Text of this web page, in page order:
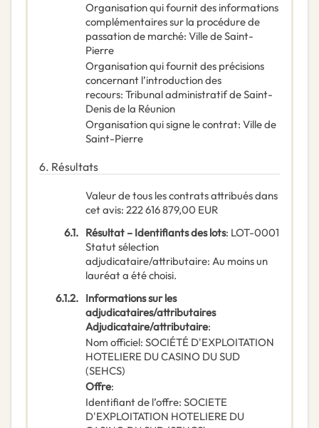
Organisation qui fournit des informations
complémentaires sur la procédure de
passation de marché: Ville de Saint-
Pierre
Organisation qui fournit des précisions
concernant l’introduction des
recours: Tribunal administratif de Saint-
Denis de la Réunion
Organisation qui signe le contrat: Ville de
Saint-Pierre
6. Résultats
Valeur de tous les contrats attribués dans
cet avis: 222 616 879,00 EUR
6.1. Résultat – Identifiants des lots: LOT-0001
Statut sélection
adjudicataire/attributaire: Au moins un
lauréat a été choisi.
6.1.2. Informations sur les
adjudicataires/attributaires
Adjudicataire/attributaire:
Nom officiel: SOCIÉTÉ D'EXPLOITATION
HOTELIERE DU CASINO DU SUD
(SEHCS)
Offre:
Identifiant de l’offre: SOCIETE
D'EXPLOITATION HOTELIERE DU